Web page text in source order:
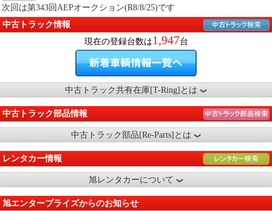
次回は第343回AEPオークション(R8/8/25)です
中古トラック情報
現在の登録台数は1,947台
中古トラック共有在庫[T-Ring]とは
中古トラック部品情報
中古トラック部品[Re-Parts]とは
レンタカー情報
旭レンタカーについて
旭エンタープライズからのお知らせ